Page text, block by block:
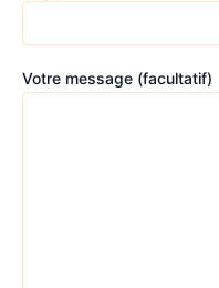
Votre message (facultatif)